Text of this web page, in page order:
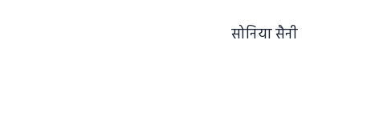
सोनिया सैनी